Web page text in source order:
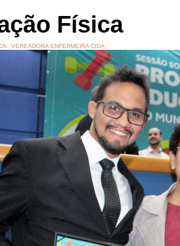
Física
VEREADORA ENFERMEIRA CIDA